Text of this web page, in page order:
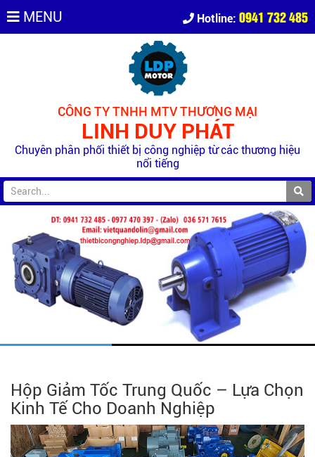
MENU Hotline: 0941 732 485
CÔNG TY TNHH MTV THƯƠNG MẠI
LINH DUY PHÁT
Chuyên phân phối thiết bị công nghiệp từ các thương hiệu
nổi tiếng
Hộp Giảm Tốc Trung Quốc – Lựa Chọn
Kinh Tế Cho Doanh Nghiệp